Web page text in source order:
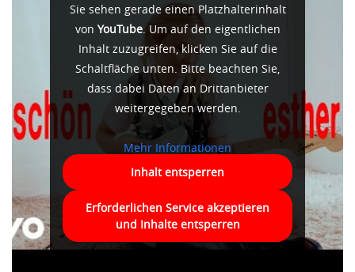
Sie sehen gerade einen Platzhalterinhalt
von YouTube. Um auf den eigentlichen
Inhalt zuzugreifen, klicken Sie auf die
Schaltfläche unten. Bitte beachten Sie,
dass dabei Daten an Drittanbieter
weitergegeben werden.
Mehr Informationen
Inhalt entsperren
Erforderlichen Service akzeptieren
und Inhalte entsperren